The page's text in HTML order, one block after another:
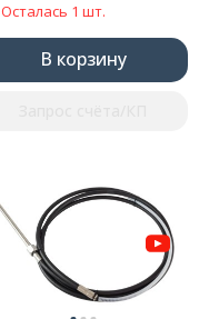
Осталась 1 шт.
В корзину